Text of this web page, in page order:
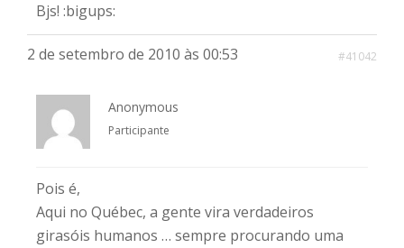
Bjs! :bigups:
2 de setembro de 2010 às 00:53 #41042
Anonymous
Participante
Pois é,
Aqui no Québec, a gente vira verdadeiros
girasóis humanos … sempre procurando uma